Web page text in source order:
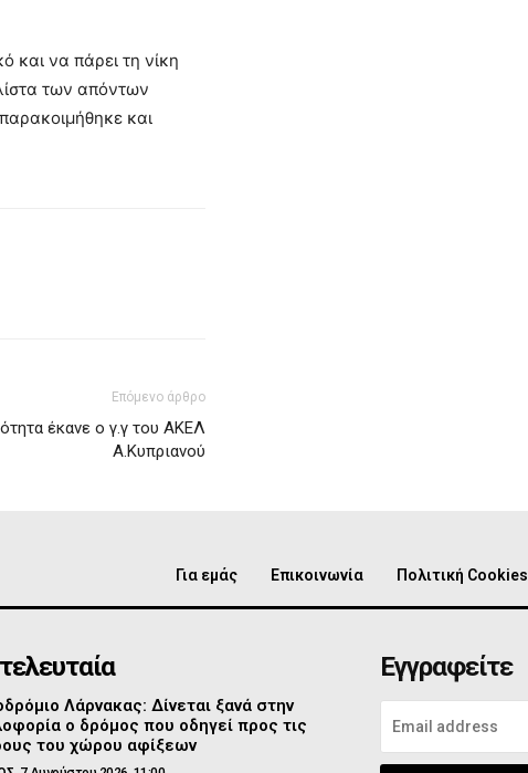
και να πάρει τη νίκη
των απόντων
και
Επόμενο άρθρο
έκανε ο γ.γ του ΑΚΕΛ
Α.Κυπριανού
Για εμάς Επικοινωνία Πολιτική Cookies
Λάρνακας: Δίνεται ξανά στην
ο δρόμος που οδηγεί προς τις
του χώρου αφίξεων
Εγγραφείτε